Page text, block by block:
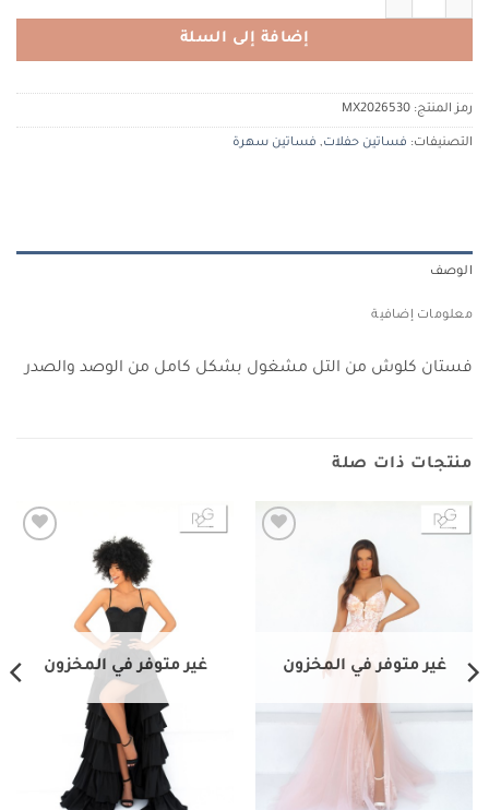
إضافة إلى السلة
رمز المنتج: MX2026530
التصنيفات: فساتين حفلات, فساتين سهرة
الوصف
معلومات إضافية
فستان كلوش من التل مشغول بشكل كامل من الوصد والصدر
منتجات ذات صلة
غير متوفر في المخزون غير متوفر في المخزون